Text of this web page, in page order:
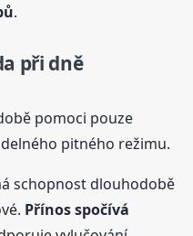
.
při dně
pomoci pouze
pitného režimu.
schopnost dlouhodobě
Přínos spočívá